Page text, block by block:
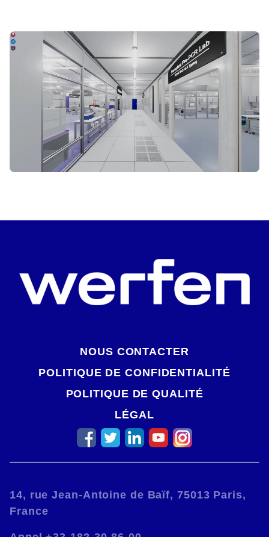
NOUS CONTACTER
POLITIQUE DE CONFIDENTIALITÉ
POLITIQUE DE QUALITÉ
LÉGAL
14, rue Jean-Antoine de Baïf, 75013 Paris,
France